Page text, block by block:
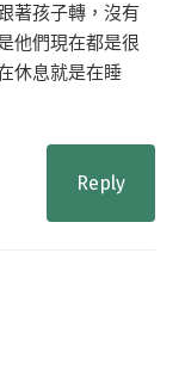
著孩子轉，沒有
他們現在都是很
休息就是在睡
Reply